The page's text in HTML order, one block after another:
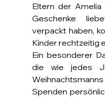
Eltern der Amelia
Geschenke
verpackt haben,
Kinder rechtzeitig
Ein besonderer
die wie jedes
Spenden